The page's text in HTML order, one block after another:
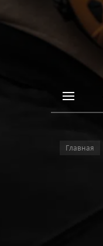
Главная